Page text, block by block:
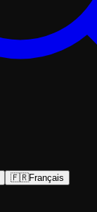
🇫🇷Français